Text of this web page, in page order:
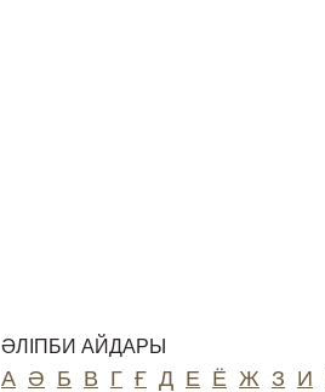
ӘЛІПБИ АЙДАРЫ
А Ә Б В Г Ғ Д Е Ё Ж З И